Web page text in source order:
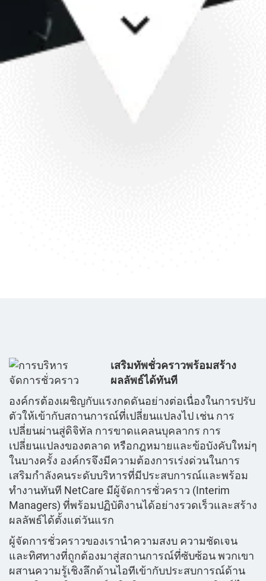
เสริมทัพชั่วคราวพร้อมสร้าง
ผลลัพธ์ได้ทันที
องค์กรต้องเผชิญกับแรงกดดันอย่างต่อเนื่องในการปรับ
ตัวให้เข้ากับสถานการณ์ที่เปลี่ยนแปลงไป เช่น การ
เปลี่ยนผ่านสู่ดิจิทัล การขาดแคลนบุคลากร การ
เปลี่ยนแปลงของตลาด หรือกฎหมายและข้อบังคับใหม่ๆ
ในบางครั้ง องค์กรจึงมีความต้องการเร่งด่วนในการ
เสริมกำลังคนระดับบริหารที่มีประสบการณ์และพร้อม
ทำงานทันที NetCare มีผู้จัดการชั่วคราว (Interim
Managers) ที่พร้อมปฏิบัติงานได้อย่างรวดเร็วและสร้าง
ผลลัพธ์ได้ตั้งแต่วันแรก
ผู้จัดการชั่วคราวของเรานำความสงบ ความชัดเจน
และทิศทางที่ถูกต้องมาสู่สถานการณ์ที่ซับซ้อน พวกเขา
ผสานความรู้เชิงลึกด้านไอทีเข้ากับประสบการณ์ด้าน